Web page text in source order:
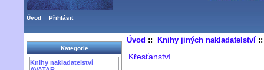
Úvod Přihlásit
Kategorie
Knihy nakladatelství
Úvod :: Knihy jiných nakladatelství
Křesťanství